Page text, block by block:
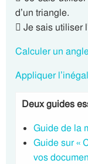
d’un triangle.
 Je sais utiliser
Calculer un
Appliquer
Deux guides
Guide de la
Guide sur «
vos